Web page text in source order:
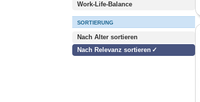
Work-Life-Balance
SORTIERUNG
Nach Alter sortieren
Nach Relevanz sortieren